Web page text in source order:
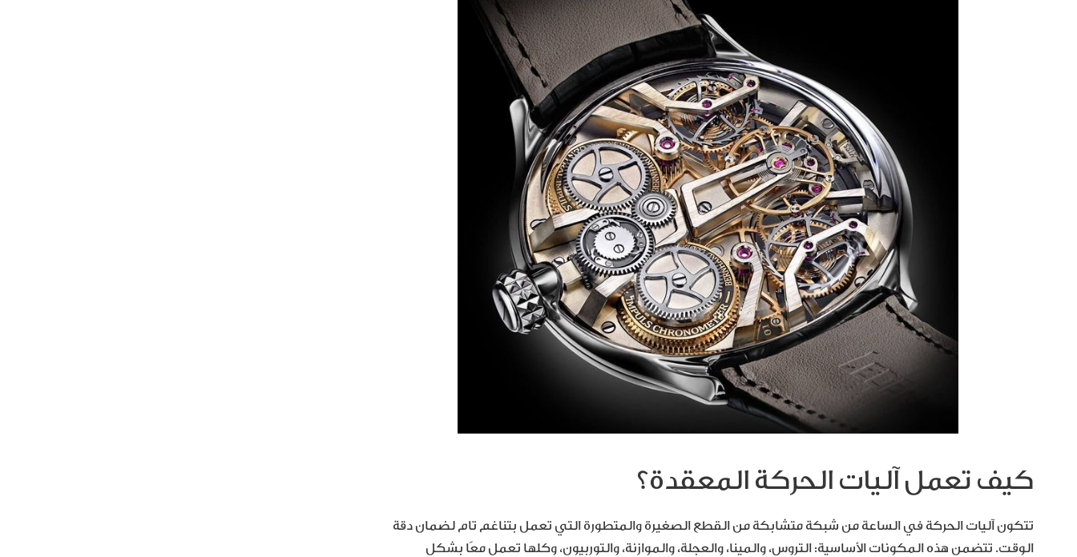
كيف تعمل آليات الحركة المعقدة؟
تتكون آليات الحركة في الساعة من شبكة متشابكة من القطع الصغيرة والمتطورة التي تعمل بتناغم تام لضمان دقة
الوقت. تتضمن هذه المكونات الأساسية: التروس، والمينا، والعجلة، والموازنة، والتوربيون، وكلها تعمل معًا بشكل